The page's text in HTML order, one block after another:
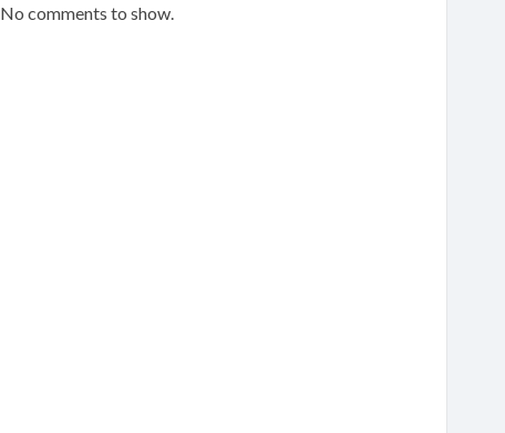
No comments to show.